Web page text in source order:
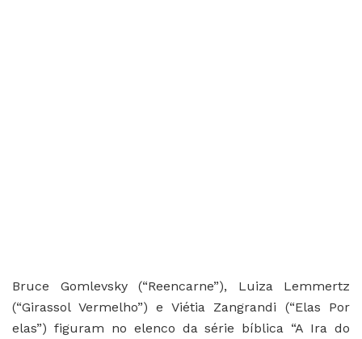
Bruce Gomlevsky (“Reencarne”), Luiza Lemmertz
(“Girassol Vermelho”) e Viétia Zangrandi (“Elas Por
elas”) figuram no elenco da série bíblica “A Ira do